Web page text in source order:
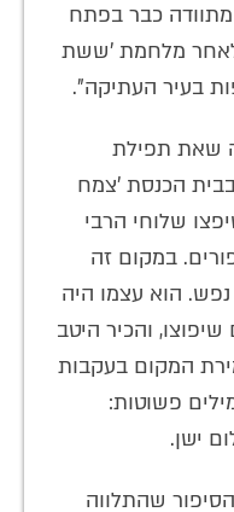
כבר בפתח
לאחר מלחמת 'ששת
בעיר העתיקה".
שאת תפילת
הכנסת 'צמח
שלוחי הרבי
במקום זה
הוא עצמו היה
והכיר היטב
המקום בעקבות
פשוטות:
ישן.
שהתלווה